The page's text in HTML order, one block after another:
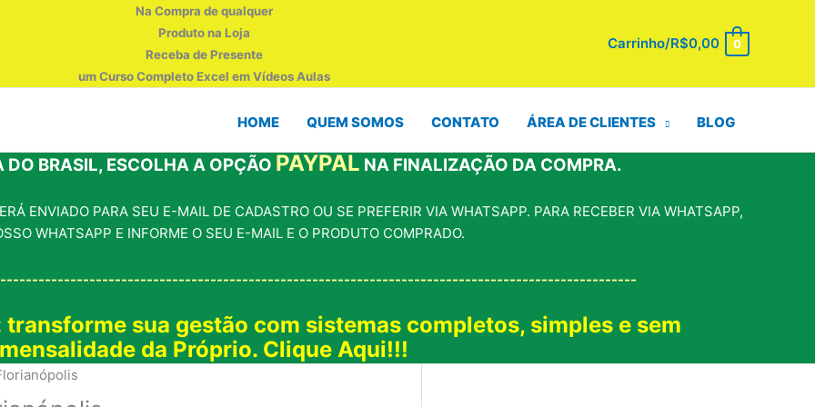
Na Compra de qualquer
Produto na Loja
Receba de Presente
um Curso Completo Excel em Vídeos Aulas
Carrinho/R$0,00 0
HOME QUEM SOMOS CONTATO ÁREA DE CLIENTES BLOG
DO BRASIL, ESCOLHA A OPÇÃO PAYPAL NA FINALIZAÇÃO DA COMPRA.
ENVIADO PARA SEU E-MAIL DE CADASTRO OU SE PREFERIR VIA WHATSAPP. PARA RECEBER VIA WHATSAPP,
WHATSAPP E INFORME O SEU E-MAIL E O PRODUTO COMPRADO.
sua gestão com sistemas completos, simples e sem
mensalidade da Próprio. Clique Aqui!!!